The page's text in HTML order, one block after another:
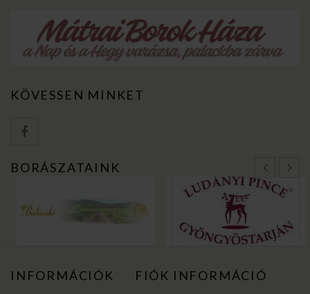
KÖVESSEN MINKET
BORÁSZATAINK
INFORMÁCIÓK FIÓK INFORMÁCIÓ